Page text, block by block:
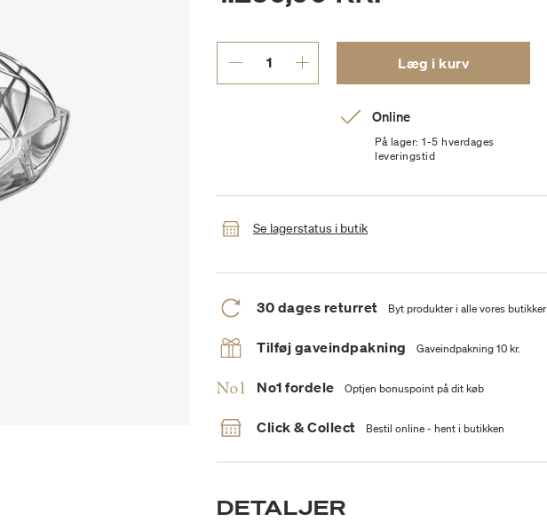
Læg i kurv
Online
På lager: 1-5 hverdages
leveringstid
Se lagerstatus i butik
30 dages returret Byt produkter i alle vores butikker
Tilføj gaveindpakning Gaveindpakning 10 kr.
No1 fordele Optjen bonuspoint på dit køb
Click & Collect Bestil online - hent i butikken
DETALJER